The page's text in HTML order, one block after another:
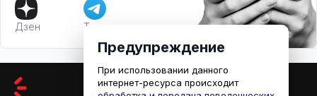
Дзен Телеграм
Предупреждение
При использовании данного
интернет-ресурса происходит